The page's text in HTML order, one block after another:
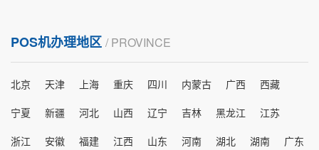
POS机办理地区 / PROVINCE
北京 天津 上海 重庆 四川 内蒙古 广西
西藏
宁夏
新疆 河北 山西 辽宁 吉林 黑龙江
江苏
浙江
安徽 福建 江西 山东 河南 湖北 湖南
广东